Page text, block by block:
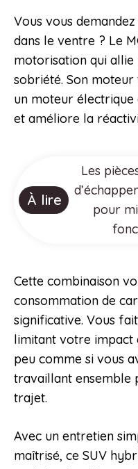
Vous vous
dans le ventre ? Le
motorisation qui allie
sobriété. Son
un moteur électrique
et améliore la
À lire
Les
pour
Cette combinaison
consommation de
significative. Vous
limitant votre impact
peu comme si vous
travaillant ensemble
trajet.
Avec un entretien
maîtrisé, ce SUV